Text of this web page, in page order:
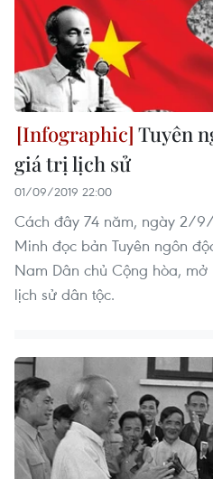
Tuyên
giá trị lịch sử
01/09/2019 22:00
Cách đây 74 năm, ngày 2/
Minh đọc bản Tuyên ngôn
Nam Dân chủ Cộng hòa,
lịch sử dân tộc.